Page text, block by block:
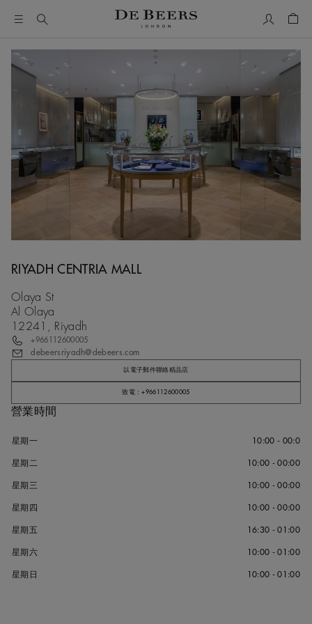
RIYADH CENTRIA MALL
Olaya St
Al Olaya
12241, Riyadh
+966112600005
debeersriyadh@debeers.com
以電子郵件聯絡精品店
致電：+966112600005
營業時間
星期一 10:00 - 00:0
星期二 10:00 - 00:00
星期三 10:00 - 00:00
星期四 10:00 - 00:00
星期五 16:30 - 01:00
星期六 10:00 - 01:00
星期日 10:00 - 01:00